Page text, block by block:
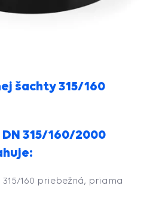
šachty 315/160
315/160/2000
160 priebežná, priama